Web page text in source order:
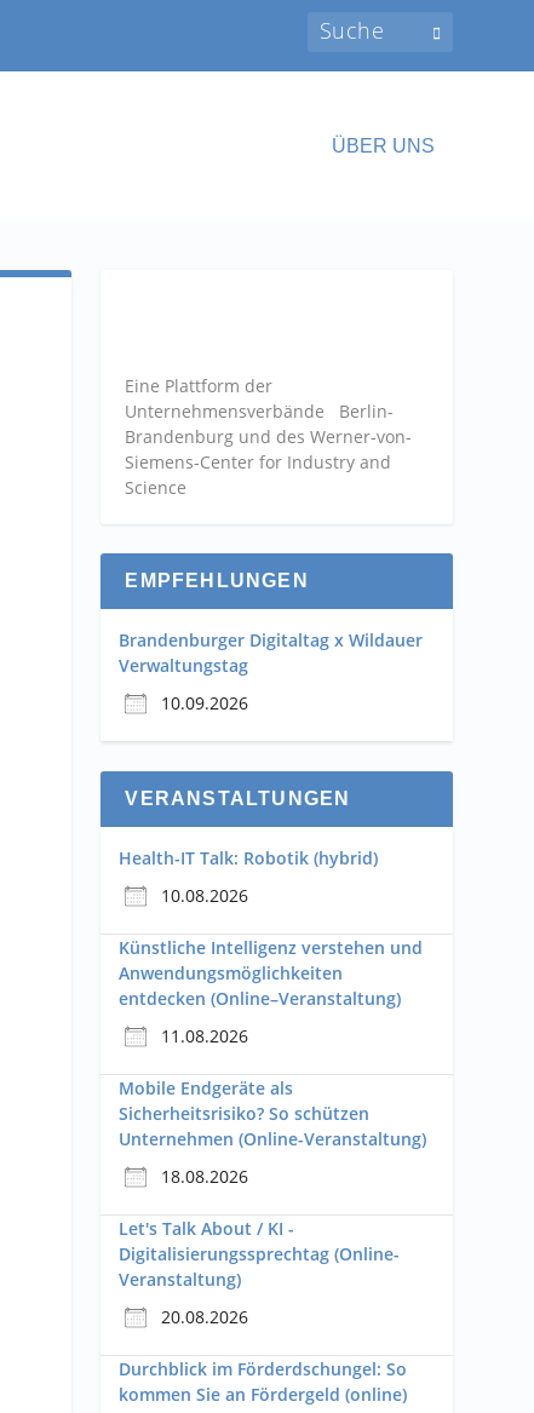
ÜBER UNS
Eine Plattform der
Unternehmensverbände Berlin-
Brandenburg und des Werner-von-
Siemens-Center for Industry and
Science
EMPFEHLUNGEN
Brandenburger Digitaltag x Wildauer
Verwaltungstag
10.09.2026
VERANSTALTUNGEN
Health-IT Talk: Robotik (hybrid)
10.08.2026
Künstliche Intelligenz verstehen und
Anwendungsmöglichkeiten
entdecken (Online–Veranstaltung)
11.08.2026
Mobile Endgeräte als
Sicherheitsrisiko? So schützen
Unternehmen (Online-Veranstaltung)
18.08.2026
Let's Talk About / KI -
Digitalisierungssprechtag (Online-
Veranstaltung)
20.08.2026
Durchblick im Förderdschungel: So
kommen Sie an Fördergeld (online)